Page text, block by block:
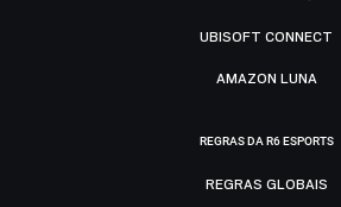
UBISOFT CONNECT
AMAZON LUNA
REGRAS DA R6 ESPORTS
REGRAS GLOBAIS